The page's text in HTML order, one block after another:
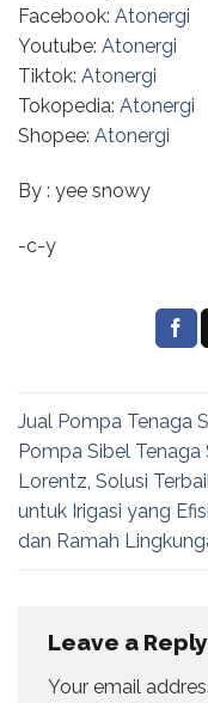
Facebook: Atonergi
Youtube: Atonergi
Tiktok: Atonergi
Tokopedia: Atonergi
Shopee: Atonergi
By : yee snowy
-c-y
Jual Pompa Tenaga
Pompa Sibel Tenaga
Lorentz, Solusi
untuk Irigasi yang
dan Ramah
Leave a Reply
Your email